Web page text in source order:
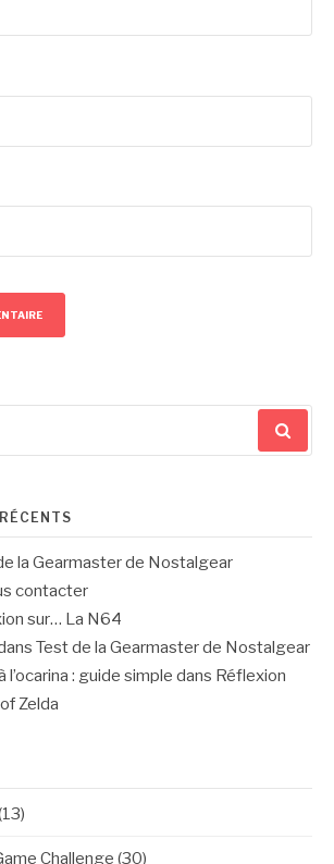
la Gearmaster de Nostalgear
contacter
sur… La N64
Test de la Gearmaster de Nostalgear
l’ocarina : guide simple dans Réflexion
Zelda
Challenge (30)